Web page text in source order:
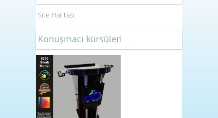
Site Haritası
Konuşmacı kürsüleri